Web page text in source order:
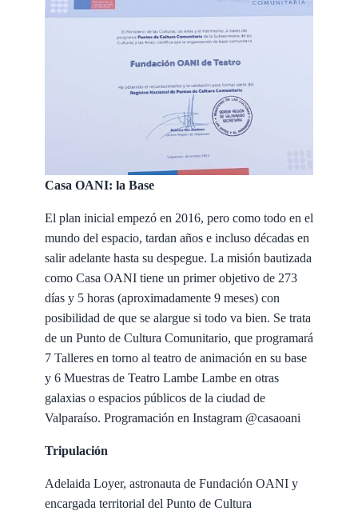
Casa OANI: la Base
El plan inicial empezó en 2016, pero como todo en el
mundo del espacio, tardan años e incluso décadas en
salir adelante hasta su despegue. La misión bautizada
como Casa OANI tiene un primer objetivo de 273
días y 5 horas (aproximadamente 9 meses) con
posibilidad de que se alargue si todo va bien. Se trata
de un Punto de Cultura Comunitario, que programará
7 Talleres en torno al teatro de animación en su base
y 6 Muestras de Teatro Lambe Lambe en otras
galaxias o espacios públicos de la ciudad de
Valparaíso. Programación en Instagram @casaoani
Tripulación
Adelaida Loyer, astronauta de Fundación OANI y
encargada territorial del Punto de Cultura